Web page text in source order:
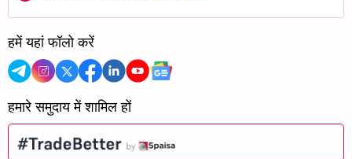
हमें यहां फॉलो करें
हमारे समुदाय में शामिल हों